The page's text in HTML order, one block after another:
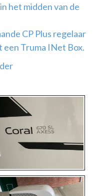
het midden van de
CP Plus regelaar
Truma INet Box.